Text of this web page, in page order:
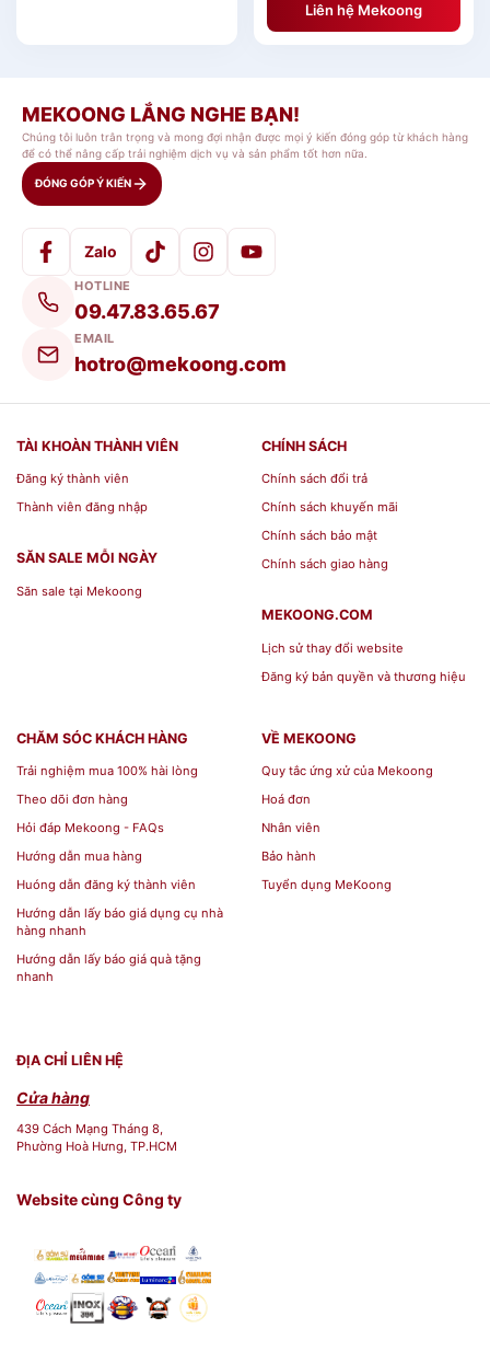
Liên hệ Mekoong
MEKOONG LẮNG NGHE BẠN!
Chúng tôi luôn trân trọng và mong đợi nhận được mọi ý kiến đóng góp từ khách hàng
để có thể nâng cấp trải nghiệm dịch vụ và sản phẩm tốt hơn nữa.
ĐÓNG GÓP Ý KIẾN
Zalo
HOTLINE
09.47.83.65.67
EMAIL
hotro@mekoong.com
TÀI KHOÀN THÀNH VIÊN
Đăng ký thành viên
Thành viên đăng nhập
SĂN SALE MỖI NGÀY
Săn sale tại Mekoong
CHÍNH SÁCH
Chính sách đổi trả
Chính sách khuyến mãi
Chính sách bảo mật
Chính sách giao hàng
MEKOONG.COM
Lịch sử thay đổi website
Đăng ký bản quyền và thương hiệu
CHĂM SÓC KHÁCH HÀNG
Trải nghiệm mua 100% hài lòng
Theo dõi đơn hàng
Hỏi đáp Mekoong - FAQs
Hướng dẫn mua hàng
Huóng dẫn đăng ký thành viên
Hướng dẫn lấy báo giá dụng cụ nhà
hàng nhanh
Hướng dẫn lấy báo giá quà tặng
nhanh
VỀ MEKOONG
Quy tắc ứng xử của Mekoong
Hoá đơn
Nhân viên
Bảo hành
Tuyển dụng MeKoong
ĐỊA CHỈ LIÊN HỆ
Cửa hàng
439 Cách Mạng Tháng 8,
Phường Hoà Hưng, TP.HCM
Website cùng Công ty